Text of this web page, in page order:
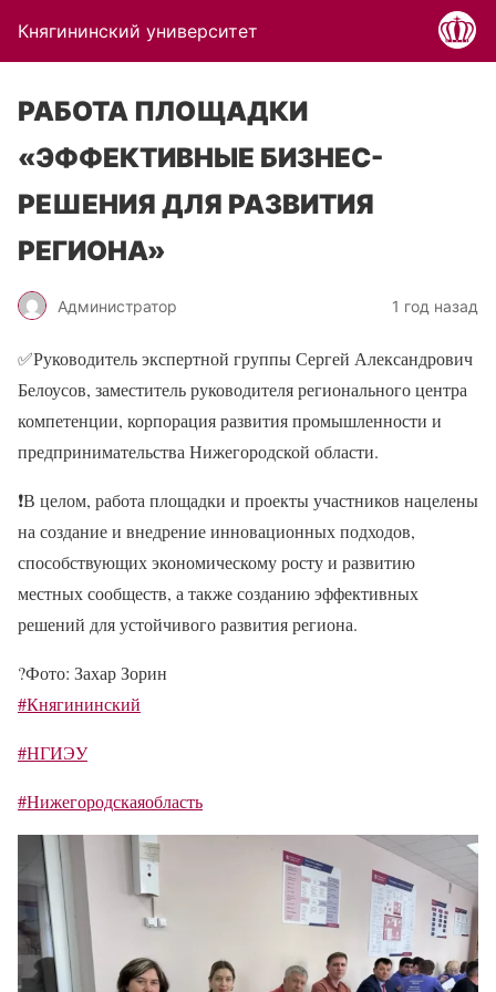
Княгининский университет
РАБОТА ПЛОЩАДКИ
«ЭФФЕКТИВНЫЕ БИЗНЕС-
РЕШЕНИЯ ДЛЯ РАЗВИТИЯ
РЕГИОНА»
Администратор 1 год назад
✅Руководитель экспертной группы Сергей Александрович
Белоусов, заместитель руководителя регионального центра
компетенции, корпорация развития промышленности и
предпринимательства Нижегородской области.
❗В целом, работа площадки и проекты участников нацелены
на создание и внедрение инновационных подходов,
способствующих экономическому росту и развитию
местных сообществ, а также созданию эффективных
решений для устойчивого развития региона.
?Фото: Захар Зорин
#Княгининский
#НГИЭУ
#Нижегородскаяобласть